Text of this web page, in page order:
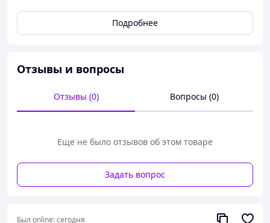
функции охлаждения, обогрева
и увлажнения воздуха, быстро создавая комфортную
Благодаря беслопастной конструкции
распределяет воздух без резких потоков.
Кондиционероснащен сенсорной панелью
управления,дисплеем и пультом ДУдля максимально
В режиме охлаждениядоступно 3 скорости, а
Встроенный бак на 2 литраобеспечивает длительную
работу без частой доливки воды, а функция
Подробнее
Отзывы и вопросы
Отзывы (0) Вопросы (0)
Еще не было отзывов об этом товаре
Задать вопрос
Был online:сегодня